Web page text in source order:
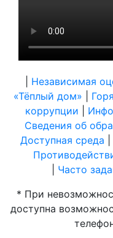
Независимая
«Тёплый дом»
коррупции
Сведения об
Доступная среда
Часто
* При
доступна